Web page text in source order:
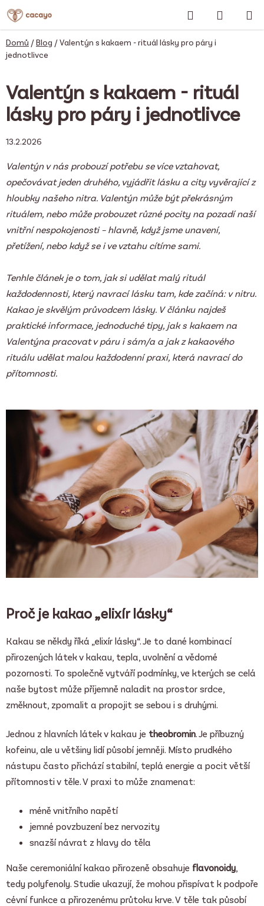
na
obsah
Hledat
KOŠÍK
Domů /Blog /Valentýn s kakaem - rituál lásky pro páry i
jednotlivce
Valentýn s kakaem - rituál
lásky pro páry i jednotlivce
13.2.2026
Valentýn v nás probouzí potřebu se více vztahovat,
opečovávat jeden druhého, vyjádřit lásku a city vyvěrající z
hloubky našeho nitra. Valentýn může být překrásným
rituálem, nebo může probouzet různé pocity na pozadí naší
vnitřní nespokojenosti – hlavně, když jsme unavení,
přetížení, nebo když se i ve vztahu cítíme sami.
Tenhle článek je o tom, jak si udělat malý rituál
každodennosti, který navrací lásku tam, kde začíná: v nitru.
Kakao je skvělým průvodcem lásky. V článku najdeš
praktické informace, jednoduché tipy, jak s kakaem na
Valentýna pracovat v páru i sám/a a jak z kakaového
rituálu udělat malou každodenní praxi, která navrací do
přítomnosti.
Proč je kakao „elixír lásky“
Kakau se někdy říká „elixír lásky“. Je to dané kombinací
přirozených látek v kakau, tepla, uvolnění a vědomé
pozornosti. To společně vytváří podmínky, ve kterých se celá
naše bytost může příjemně naladit na prostor srdce,
změknout, zpomalit a propojit se sebou i s druhými.
Jednou z hlavních látek v kakau je theobromin.Je příbuzný
kofeinu, ale u většiny lidí působí jemněji. Místo prudkého
nástupu často přichází stabilní, teplá energie a pocit větší
přítomnosti v těle. V praxi to může znamenat:
méně vnitřního napětí
jemné povzbuzení bez nervozity
snazší návrat z hlavy do těla
Naše ceremoniální kakao přirozeně obsahuje flavonoidy,
tedy polyfenoly. Studie ukazují, že mohou přispívat k podpoře
cévní funkce a přirozenému průtoku krve. V těle tak působí